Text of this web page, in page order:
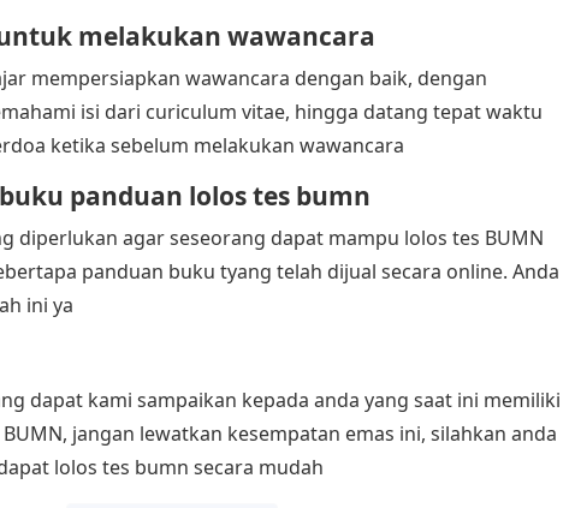
melakukan wawancara
mempersiapkan wawancara dengan baik, dengan
isi dari curiculum vitae, hingga datang tepat waktu
ketika sebelum melakukan wawancara
panduan lolos tes bumn
diperlukan agar seseorang dapat mampu lolos tes BUMN
panduan buku tyang telah dijual secara online. Anda
ini ya
dapat kami sampaikan kepada anda yang saat ini memiliki
jangan lewatkan kesempatan emas ini, silahkan anda
lolos tes bumn secara mudah